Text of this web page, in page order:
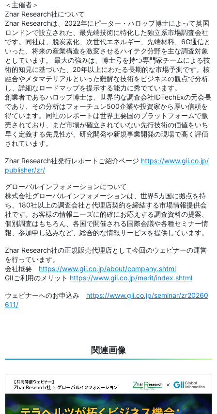
＜主催者＞
Zhar Research社について
Zhar Researchは、2022年にピーター・ハロップ博士によって英国
ロンドンで設立された、最先端技術に特化した独立系市場調査会社
です。同社は、脱炭素化、次世代エネルギー、先端材料、6G通信と
いった、将来の産業構造を激変させるハイテク分野を主な調査対象
としています。 最大の強みは、博士号を持つ専門家チームによる技
術的知見に基づいた、20年以上にわたる長期的な市場予測です。核
融合やメタマテリアルといった難解な技術をビジネスの観点で分析
し、詳細なロードマップを提示する能力に秀でています。
創業者であるハロップ博士は、世界的な調査会社IDTechExの元会長
であり、その分析はフォーチュン500企業や投資家から厚い信頼を
得ています。同社のレポートは世界主要国のプラットフォームで販
売されており、まだ市場が確立されていない先行技術の価値をいち
早く定義する先見性が、研究開発や新規事業開発の現場で高く評価
されています。
Zhar Research社発行レポートご紹介ページ https://www.gii.co.jp/
publisher/zr/
グローバルインフォメーションについて
株式会社グローバルインフォメーションは、世界5カ国に拠点を持
ち、180社以上の調査会社と代理店契約を締結する市場情報提供会
社です。お客様の情報ニーズに的確にお応えする調査資料の提案、
個別調査はもちろん、各国で開催される国際会議や各種セミナー情
報、参加申し込みなど、総合的な情報サービスを提供しています。
Zhar Research社の正規販売代理店として今回のウェビナーの運営
を行っています。
会社概要 https://www.gii.co.jp/about/company.shtml
GIIご利用のメリット https://www.gii.co.jp/merit/index.shtml
ウェビナーへのお申込み https://www.gii.co.jp/seminar/zr20260
611/
関連画像